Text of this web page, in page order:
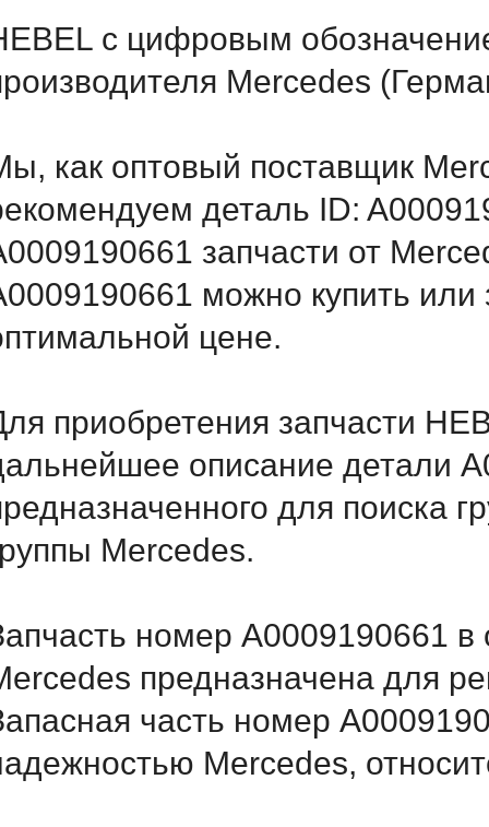
с цифровым
Mercedes
как оптовый поставщик
деталь ID:
запчасти от
можно купить или
цене.
приобретения запчасти
описание детали
для поиска
Mercedes.
номер A0009190661 в
предназначена для
часть номер
Mercedes,